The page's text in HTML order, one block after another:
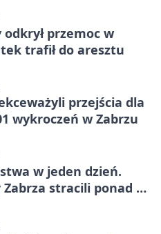
odkrył przemoc w
trafił do aresztu
przejścia dla
wykroczeń w Zabrzu
w jeden dzień.
Zabrza stracili ponad 6